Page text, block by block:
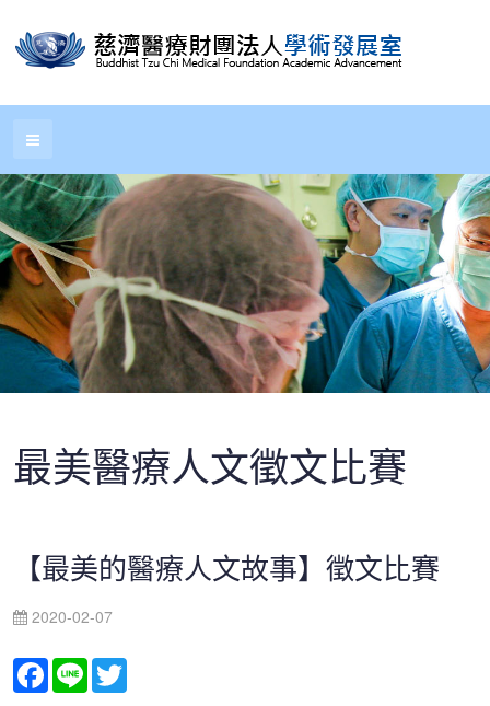
最美醫療人文徵文比賽
【最美的醫療人文故事】徵文比賽
2020-02-07
Facebook
Line